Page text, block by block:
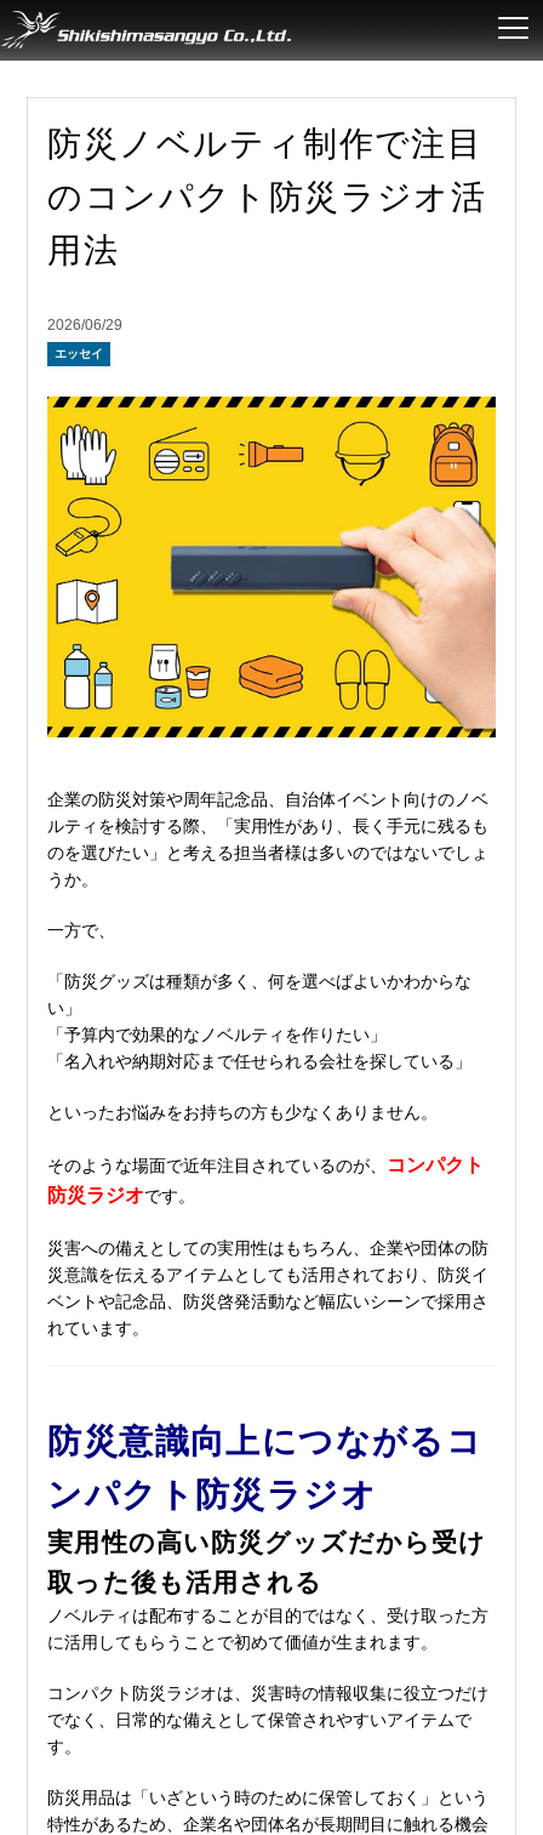
防災ノベルティ制作で注目
のコンパクト防災ラジオ活
用法
2026/06/29
エッセイ
企業の防災対策や周年記念品、自治体イベント向けのノベ
ルティを検討する際、「実用性があり、長く手元に残るも
のを選びたい」と考える担当者様は多いのではないでしょ
うか。
一方で、
「防災グッズは種類が多く、何を選べばよいかわからな
い」
「予算内で効果的なノベルティを作りたい」
「名入れや納期対応まで任せられる会社を探している」
といったお悩みをお持ちの方も少なくありません。
そのような場面で近年注目されているのが、 コンパクト
防災ラジオです。
災害への備えとしての実用性はもちろん、企業や団体の防
災意識を伝えるアイテムとしても活用されており、防災イ
ベントや記念品、防災啓発活動など幅広いシーンで採用さ
れています。
防災意識向上につながるコ
ンパクト防災ラジオ
実用性の高い防災グッズだから受け
取った後も活用される
ノベルティは配布することが目的ではなく、受け取った方
に活用してもらうことで初めて価値が生まれます。
コンパクト防災ラジオは、災害時の情報収集に役立つだけ
でなく、日常的な備えとして保管されやすいアイテムで
す。
防災用品は「いざという時のために保管しておく」という
特性があるため、企業名や団体名が長期間目に触れる機会